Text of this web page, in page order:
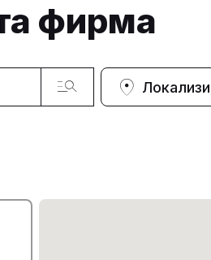
фирма